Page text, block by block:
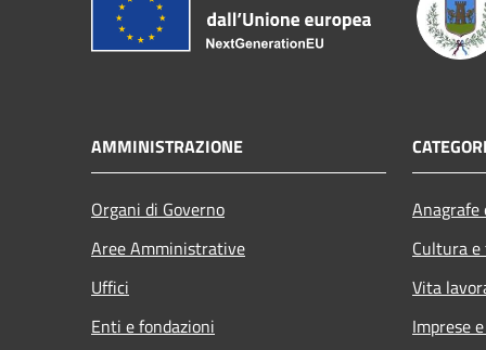
AMMINISTRAZIONE
Organi di Governo
Aree Amministrative
Uffici
Enti e fondazioni
Cultura
Vita
Imprese